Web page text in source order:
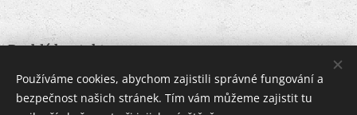
Rychlý kontakt
hanahotarkova@seznam.cz
+420 733 545 152
Používáme cookies, abychom zajistili správné fungování a
bezpečnost našich stránek. Tím vám můžeme zajistit tu